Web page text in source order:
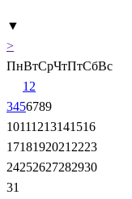
▼
>
ПнВтСрЧтПтСбВс
1 2
3456789
10111213141516
1718192021 2223
24252627282930
31